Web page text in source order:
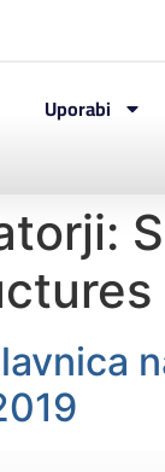
Uporabi